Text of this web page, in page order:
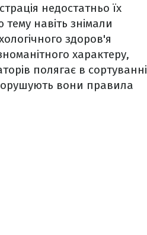
недостатньо їх
навіть знімали
здоров'я
характеру,
полягає в сортуванні
вони правила